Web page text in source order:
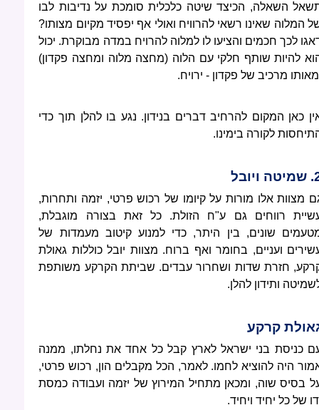
השאלה, הכיצד שיטה כלכלית סומכת על נדיבות לבו
המלוה שאינו רשאי להרוויח ואולי אף יפסיד מקיום מצותו?
לכך חכמים והציעו לו למלוה להרויח במדה מבוקרת. יכול
להיות שותף חלקי עם הלוה (מחצה מלוה ומחצה פקדון)
מרכיב של פקדון - ירויח.
כאן המקום להרחיב דברים בנידון. נגע בו להלן תוך כדי
לקורה בימינו.
מצוות אלו מורות על קיומו של רכוש פרטי, יזמה ותחרות,
רווחים גם ע"ח הזולת. כל זאת בצורה מוגבלת,
שונים, בין היתר, כדי למנוע קיטוב מעמדות של
ועניים, בחומר ואף ברוח. מצוות יובל כוללות גאולת
חזרת שדות ושחרור עבדים. שביתת הקרקע משותפת
ותידון להלן.
קרקע
כניסת בני ישראל לארץ קבל כל אחד את נחלתו, ממנה
היה להוציא לחמו. לאמר, הכל מקבלים הון, רכוש פרטי,
בסיס שוה, ומכאן מתחיל המירוץ של יזמה ועבודה כמסת
של כל יחיד ויחיד.